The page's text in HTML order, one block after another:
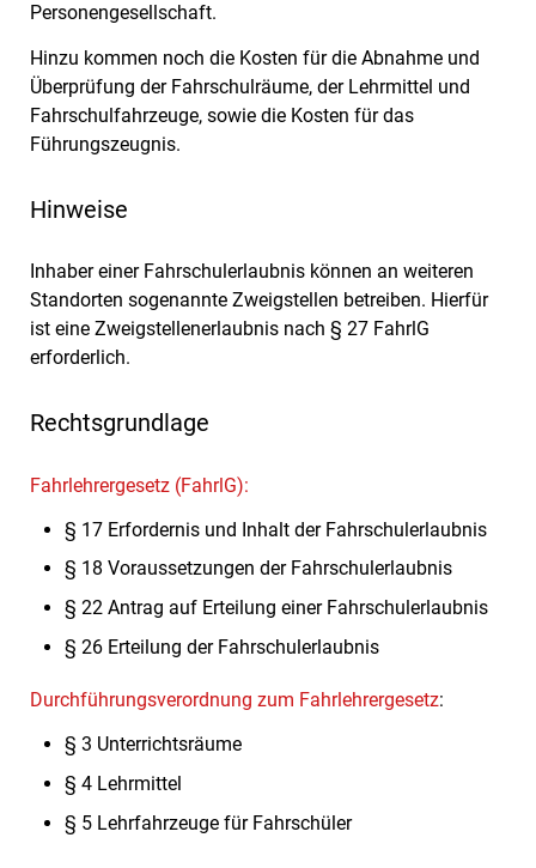
Personengesellschaft.
Hinzu kommen noch die Kosten für die Abnahme und
Überprüfung der Fahrschulräume, der Lehrmittel und
Fahrschulfahrzeuge, sowie die Kosten für das
Führungszeugnis.
Hinweise
Inhaber einer Fahrschulerlaubnis können an weiteren
Standorten sogenannte Zweigstellen betreiben. Hierfür
ist eine Zweigstellenerlaubnis nach § 27 FahrlG
erforderlich.
Rechtsgrundlage
Fahrlehrergesetz (FahrlG):
§ 17 Erfordernis und Inhalt der Fahrschulerlaubnis
§ 18 Voraussetzungen der Fahrschulerlaubnis
§ 22 Antrag auf Erteilung einer Fahrschulerlaubnis
§ 26 Erteilung der Fahrschulerlaubnis
Durchführungsverordnung zum Fahrlehrergesetz:
§ 3 Unterrichtsräume
§ 4 Lehrmittel
§ 5 Lehrfahrzeuge für Fahrschüler